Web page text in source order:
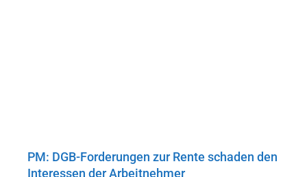
PM: DGB-Forderungen zur Rente schaden den
Interessen der Arbeitnehmer